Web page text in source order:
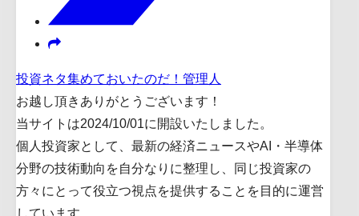
投資ネタ集めておいたのだ！管理人
お越し頂きありがとうございます！
当サイトは2024/10/01に開設いたしました。
個人投資家として、最新の経済ニュースやAI・半導体
分野の技術動向を自分なりに整理し、同じ投資家の
方々にとって役立つ視点を提供することを目的に運営
しています。